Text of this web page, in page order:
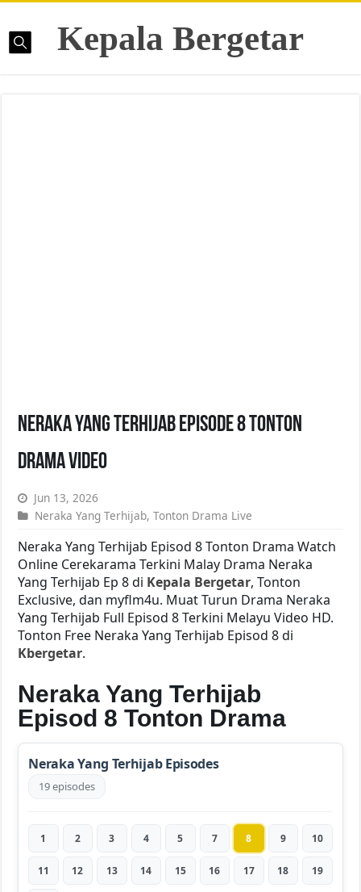
Kepala Bergetar
Neraka Yang Terhijab Episode 8 Tonton
Drama Video
Jun 13, 2026
Neraka Yang Terhijab,Tonton Drama Live
Neraka Yang Terhijab Episod 8 Tonton Drama Watch
Online Cerekarama Terkini Malay Drama Neraka
Yang Terhijab Ep 8 di Kepala Bergetar, Tonton
Exclusive, dan myflm4u. Muat Turun Drama Neraka
Yang Terhijab Full Episod 8 Terkini Melayu Video HD.
Tonton Free Neraka Yang Terhijab Episod 8 di
Kbergetar.
Neraka Yang Terhijab
Episod 8 Tonton Drama
Neraka Yang Terhijab Episodes
19 episodes
1 2 3 4 5 7 8 9 10
11 12 13 14 15 16 17 18 19